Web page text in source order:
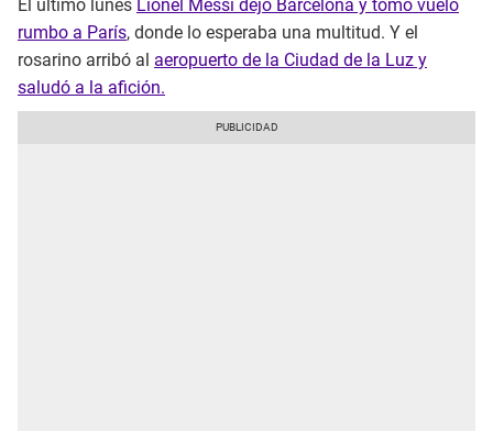
El último lunes Lionel Messi dejó Barcelona y tomó vuelo
rumbo a París, donde lo esperaba una multitud. Y el
rosarino arribó al aeropuerto de la Ciudad de la Luz y
saludó a la afición.